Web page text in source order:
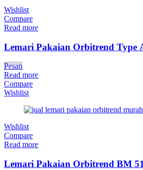
Wishlist
Compare
Read more
Lemari Pakaian Orbitrend Type
Pesan
Read more
Compare
Wishlist
Wishlist
Compare
Read more
Lemari Pakaian Orbitrend BM